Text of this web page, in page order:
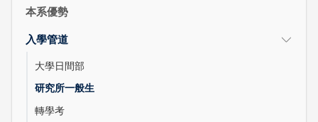
本系優勢
入學管道
大學日間部
研究所一般生
轉學考